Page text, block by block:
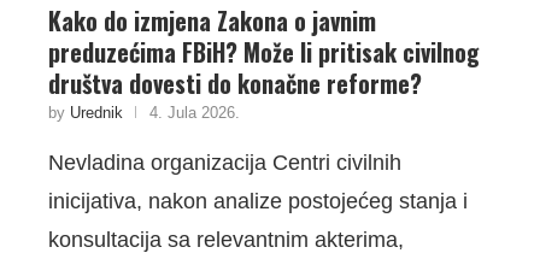
Kako do izmjena Zakona o javnim
preduzećima FBiH? Može li pritisak civilnog
društva dovesti do konačne reforme?
by Urednik 4. Jula 2026.
Nevladina organizacija Centri civilnih
inicijativa, nakon analize postojećeg stanja i
konsultacija sa relevantnim akterima,